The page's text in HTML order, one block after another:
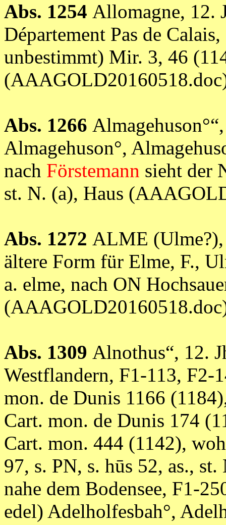
Abs. 1254 Allomagne, 12.
Département Pas de
unbestimmt) Mir. 3, 46
Abs. 1266
Almagehuson°,
nach Förstemann sieht der
st. N. (a), Haus
Abs. 1272 ALME
ältere Form für Elme, F.,
a. elme, nach ON
Abs. 1309 Alnothus“, 12.
Westflandern, F1-113, F2-
mon. de Dunis 1166
Cart. mon. de Dunis 174
Cart. mon. 444 (1142),
97, s. PN, s. hūs 52, as.,
nahe dem Bodensee, F1-
edel) Adelholfesbah°,